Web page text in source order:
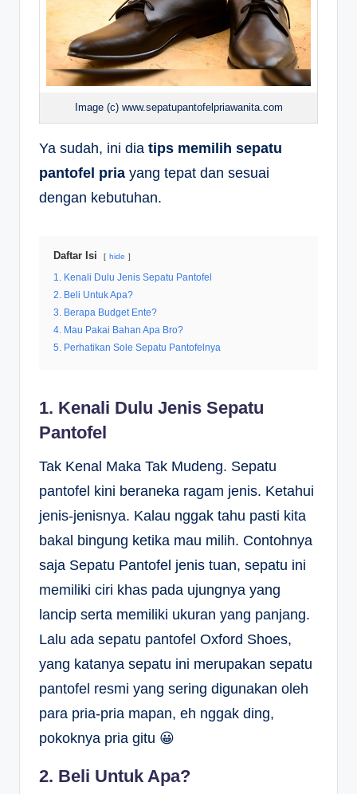
Image (c) www.sepatupantofelpriawanita.com
Ya sudah, ini dia tips memilih sepatu
pantofel pria yang tepat dan sesuai
dengan kebutuhan.
Daftar Isi hide
1. Kenali Dulu Jenis Sepatu Pantofel
2. Beli Untuk Apa?
3. Berapa Budget Ente?
4. Mau Pakai Bahan Apa Bro?
5. Perhatikan Sole Sepatu Pantofelnya
1. Kenali Dulu Jenis Sepatu
Pantofel
Tak Kenal Maka Tak Mudeng. Sepatu
pantofel kini beraneka ragam jenis. Ketahui
jenis-jenisnya. Kalau nggak tahu pasti kita
bakal bingung ketika mau milih. Contohnya
saja Sepatu Pantofel jenis tuan, sepatu ini
memiliki ciri khas pada ujungnya yang
lancip serta memiliki ukuran yang panjang.
Lalu ada sepatu pantofel Oxford Shoes,
yang katanya sepatu ini merupakan sepatu
pantofel resmi yang sering digunakan oleh
para pria-pria mapan, eh nggak ding,
pokoknya pria gitu 😀
2. Beli Untuk Apa?